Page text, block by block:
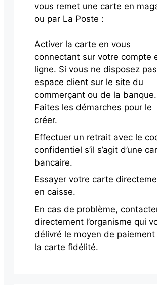
vous remet une carte en
ou par La Poste :
Activer la carte en vous
connectant sur votre compte
ligne. Si vous ne disposez pas
espace client sur le site du
commerçant ou de la banque.
Faites les démarches pour le
créer.
Effectuer un retrait avec le
confidentiel s’il s’agit d’une
bancaire.
Essayer votre carte
en caisse.
En cas de problème,
directement l’organisme qui
délivré le moyen de paiement
la carte fidélité.